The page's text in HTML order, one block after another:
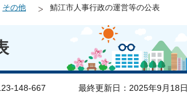
その他 鯖江市人事行政の運営等の公表
148-667 最終更新日：2025年9月18日